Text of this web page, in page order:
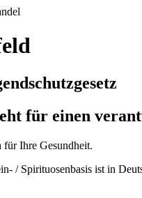
für einen
Ihre Gesundheit.
/ Spirituosenbasis ist in